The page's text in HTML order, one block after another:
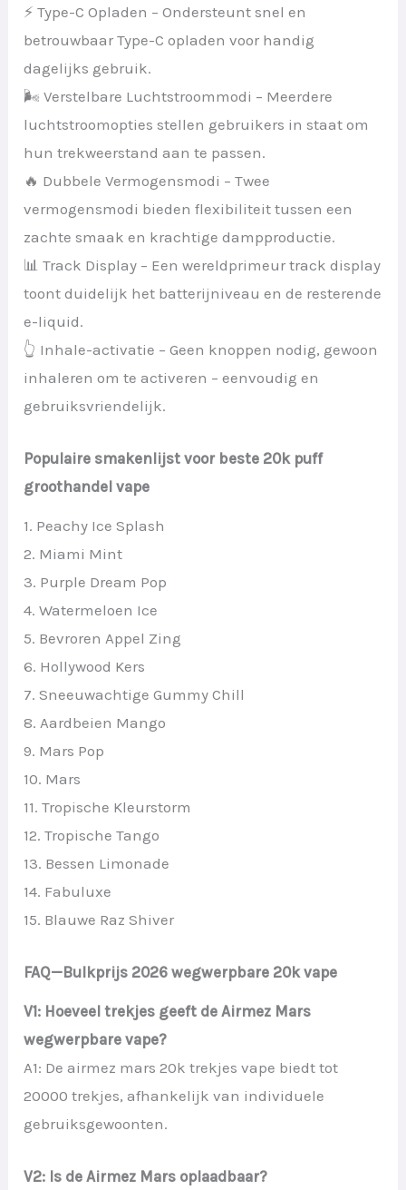
⚡ Type-C Opladen – Ondersteunt snel en
betrouwbaar Type-C opladen voor handig
dagelijks gebruik.
🌬 Verstelbare Luchtstroommodi – Meerdere
luchtstroomopties stellen gebruikers in staat om
hun trekweerstand aan te passen.
🔥 Dubbele Vermogensmodi – Twee
vermogensmodi bieden flexibiliteit tussen een
zachte smaak en krachtige dampproductie.
📊 Track Display – Een wereldprimeur track display
toont duidelijk het batterijniveau en de resterende
e-liquid.
👆 Inhale-activatie – Geen knoppen nodig, gewoon
inhaleren om te activeren – eenvoudig en
gebruiksvriendelijk.
Populaire smakenlijst voor beste 20k puff
groothandel vape
1. Peachy Ice Splash
2. Miami Mint
3. Purple Dream Pop
4. Watermeloen Ice
5. Bevroren Appel Zing
6. Hollywood Kers
7. Sneeuwachtige Gummy Chill
8. Aardbeien Mango
9. Mars Pop
10. Mars
11. Tropische Kleurstorm
12. Tropische Tango
13. Bessen Limonade
14. Fabuluxe
15. Blauwe Raz Shiver
FAQ—Bulkprijs 2026 wegwerpbare 20k vape
V1: Hoeveel trekjes geeft de Airmez Mars
wegwerpbare vape?
A1: De airmez mars 20k trekjes vape biedt tot
20000 trekjes, afhankelijk van individuele
gebruiksgewoonten.
V2: Is de Airmez Mars oplaadbaar?